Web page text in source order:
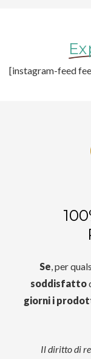
[instagram-feed
Se , per
soddisfatto
giorni i
Il diritto di